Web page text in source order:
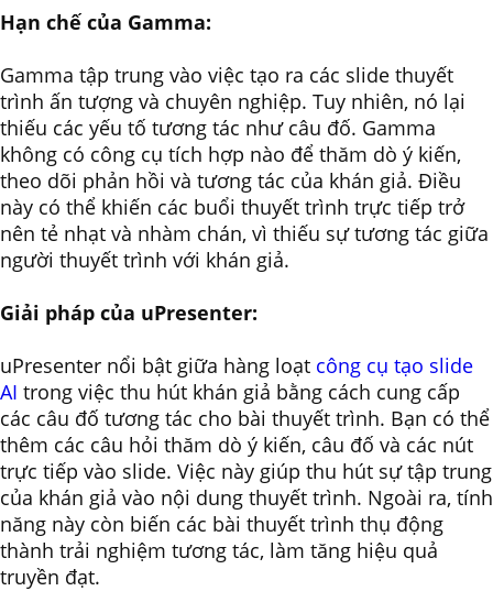
Hạn chế của Gamma:
Gamma tập trung vào việc tạo ra các slide thuyết
trình ấn tượng và chuyên nghiệp. Tuy nhiên, nó lại
thiếu các yếu tố tương tác như câu đố. Gamma
không có công cụ tích hợp nào để thăm dò ý kiến,
theo dõi phản hồi và tương tác của ​​khán giả. Điều
này có thể khiến các buổi thuyết trình trực tiếp trở
nên tẻ nhạt và nhàm chán, vì thiếu sự tương tác giữa
người thuyết trình với khán giả.
Giải pháp của uPresenter:
uPresenter nổi bật giữa hàng loạt công cụ tạo slide
AI trong việc thu hút khán giả bằng cách cung cấp
các câu đố tương tác cho bài thuyết trình. Bạn có thể
thêm các câu hỏi thăm dò ý kiến, câu đố và các nút
trực tiếp vào slide. Việc này giúp thu hút sự tập trung
của khán giả vào nội dung thuyết trình. Ngoài ra, tính
năng này còn biến các bài thuyết trình thụ động
thành trải nghiệm tương tác, làm tăng hiệu quả
truyền đạt.